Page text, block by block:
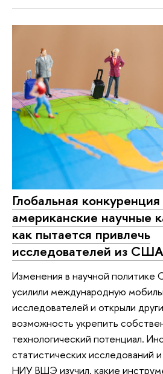
Глобальная конкуренция
американские научные
как пытается привлечь
исследователей из США
Изменения в научной
усилили международную
исследователей и открыли
возможность укрепить
технологический потенциал.
статистических исследований
НИУ ВШЭ изучил, какие